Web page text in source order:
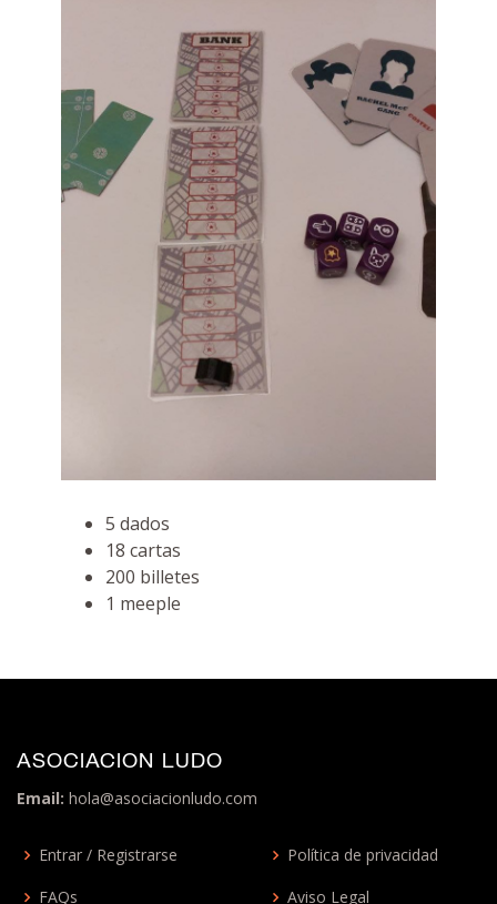
5 dados
18 cartas
200 billetes
1 meeple
ASOCIACION LUDO
Email: hola@asociacionludo.com
Entrar / Registrarse
FAQs
Política de privacidad
Aviso Legal